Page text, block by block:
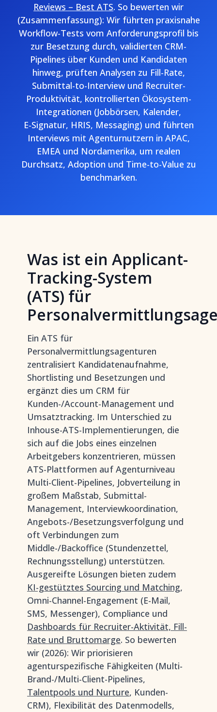
Reviews – Best ATS. So bewerten wir
(Zusammenfassung): Wir führten praxisnahe
Workflow-Tests vom Anforderungsprofil bis
zur Besetzung durch, validierten CRM-
Pipelines über Kunden und Kandidaten
hinweg, prüften Analysen zu Fill-Rate,
Submittal-to-Interview und Recruiter-
Produktivität, kontrollierten Ökosystem-
Integrationen (Jobbörsen, Kalender,
E‑Signatur, HRIS, Messaging) und führten
Interviews mit Agenturnutzern in APAC,
EMEA und Nordamerika, um realen
Durchsatz, Adoption und Time-to-Value zu
benchmarken.
Was ist ein Applicant-
Tracking-System
(ATS) für
Ein ATS für
Personalvermittlungsagenturen
zentralisiert Kandidatenaufnahme,
Shortlisting und Besetzungen und
ergänzt dies um CRM für
Kunden-/Account-Management und
Umsatztracking. Im Unterschied zu
Inhouse-ATS-Implementierungen, die
sich auf die Jobs eines einzelnen
Arbeitgebers konzentrieren, müssen
ATS-Plattformen auf Agenturniveau
Multi-Client-Pipelines, Jobverteilung in
großem Maßstab, Submittal-
Management, Interviewkoordination,
Angebots-/Besetzungsverfolgung und
oft Verbindungen zum
Middle-/Backoffice (Stundenzettel,
Rechnungsstellung) unterstützen.
Ausgereifte Lösungen bieten zudem
KI-gestütztes Sourcing und Matching,
Omni-Channel-Engagement (E-Mail,
SMS, Messenger), Compliance und
Dashboards für Recruiter-Aktivität, Fill-
Rate und Bruttomarge. So bewerten
wir (2026): Wir priorisieren
agenturspezifische Fähigkeiten (Multi-
Brand-/Multi-Client-Pipelines,
Talentpools und Nurture, Kunden-
CRM), Flexibilität des Datenmodells,